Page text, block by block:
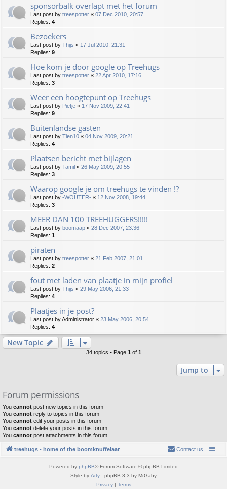
sponsorbalk overlapt met het forum
Last post by treespotter « 07 Dec 2010, 20:57
Replies: 4
Bezoekers
Last post by Thijs « 17 Jul 2010, 21:31
Replies: 9
Hoe kom je door google op Treehugs
Last post by treespotter « 22 Apr 2010, 17:16
Replies: 3
Weer een hoogtepunt op Treehugs
Last post by Pietje « 17 Nov 2009, 22:41
Replies: 9
Buitenlandse gasten
Last post by Tien10 « 04 Nov 2009, 20:21
Replies: 4
Plaatsen bericht met bijlagen
Last post by Tamil « 26 May 2009, 20:55
Replies: 3
Waarop google je om treehugs te vinden !?
Last post by -WOUTER- « 12 Nov 2008, 19:44
Replies: 3
MEER DAN 100 TREEHUGGERS!!!!!
Last post by boomaap « 28 Dec 2007, 23:36
Replies: 1
piraten
Last post by treespotter « 21 Feb 2007, 21:01
Replies: 2
fout met laden van plaatje in mijn profiel
Last post by Thijs « 29 May 2006, 21:33
Replies: 4
Plaatjes in je post?
Last post byAdministrator « 23 May 2006, 20:54
Replies: 4
New Topic
34 topics • Page 1 of 1
Jump to
Forum permissions
You cannot post new topics in this forum
You cannot reply to topics in this forum
You cannot edit your posts in this forum
You cannot delete your posts in this forum
You cannot post attachments in this forum
treehugs - home of the boomknuffelaar Contact us
Powered by phpBB® Forum Software © phpBB Limited
Style by Arty - phpBB 3.3 by MrGaby
Privacy| Terms